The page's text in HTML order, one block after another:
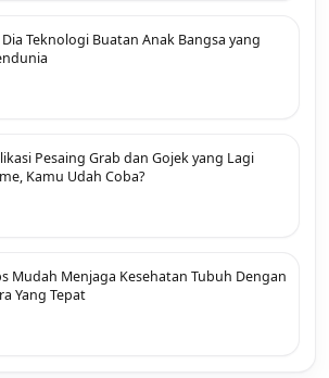
Teknologi Buatan Anak Bangsa yang
Pesaing Grab dan Gojek yang Lagi
Kamu Udah Coba?
Mudah Menjaga Kesehatan Tubuh Dengan
Yang Tepat